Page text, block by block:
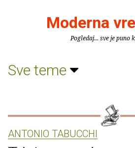
Moderna
Pogledaj... sve je puno
Sve teme
ANTONIO TABUCCHI